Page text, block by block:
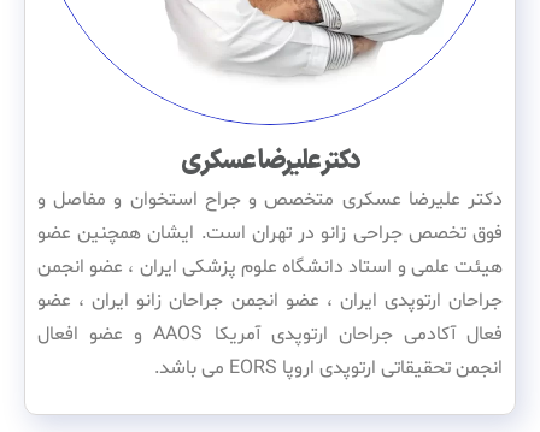
دکتر علیرضا عسکری
دکتر علیرضا عسکری متخصص و جراح استخوان و مفاصل و
فوق تخصص جراحی زانو در تهران است. ایشان همچنین عضو
هیئت علمی و استاد دانشگاه علوم پزشکی ایران ، عضو انجمن
جراحان ارتوپدی ایران ، عضو انجمن جراحان زانو ایران ، عضو
فعال آکادمی جراحان ارتوپدی آمریکا AAOS و عضو افعال
انجمن تحقیقاتی ارتوپدی اروپا EORS می باشد.